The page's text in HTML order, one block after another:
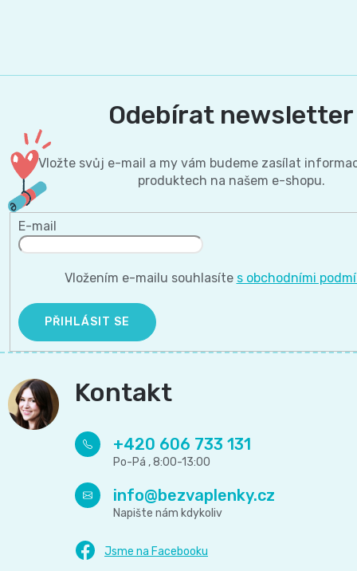
Odebírat newsletter
Vložte svůj e-mail a my vám budeme zasílat
produktech na našem e-shopu.
E-mail
Vložením e-mailu souhlasíte s obchodními
PŘIHLÁSIT SE
Kontakt
info@bezvaplenky.cz
+420 606 733 131